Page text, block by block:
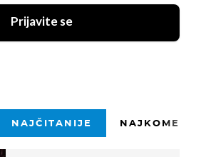
Prijavite se
NAJČITANIJE